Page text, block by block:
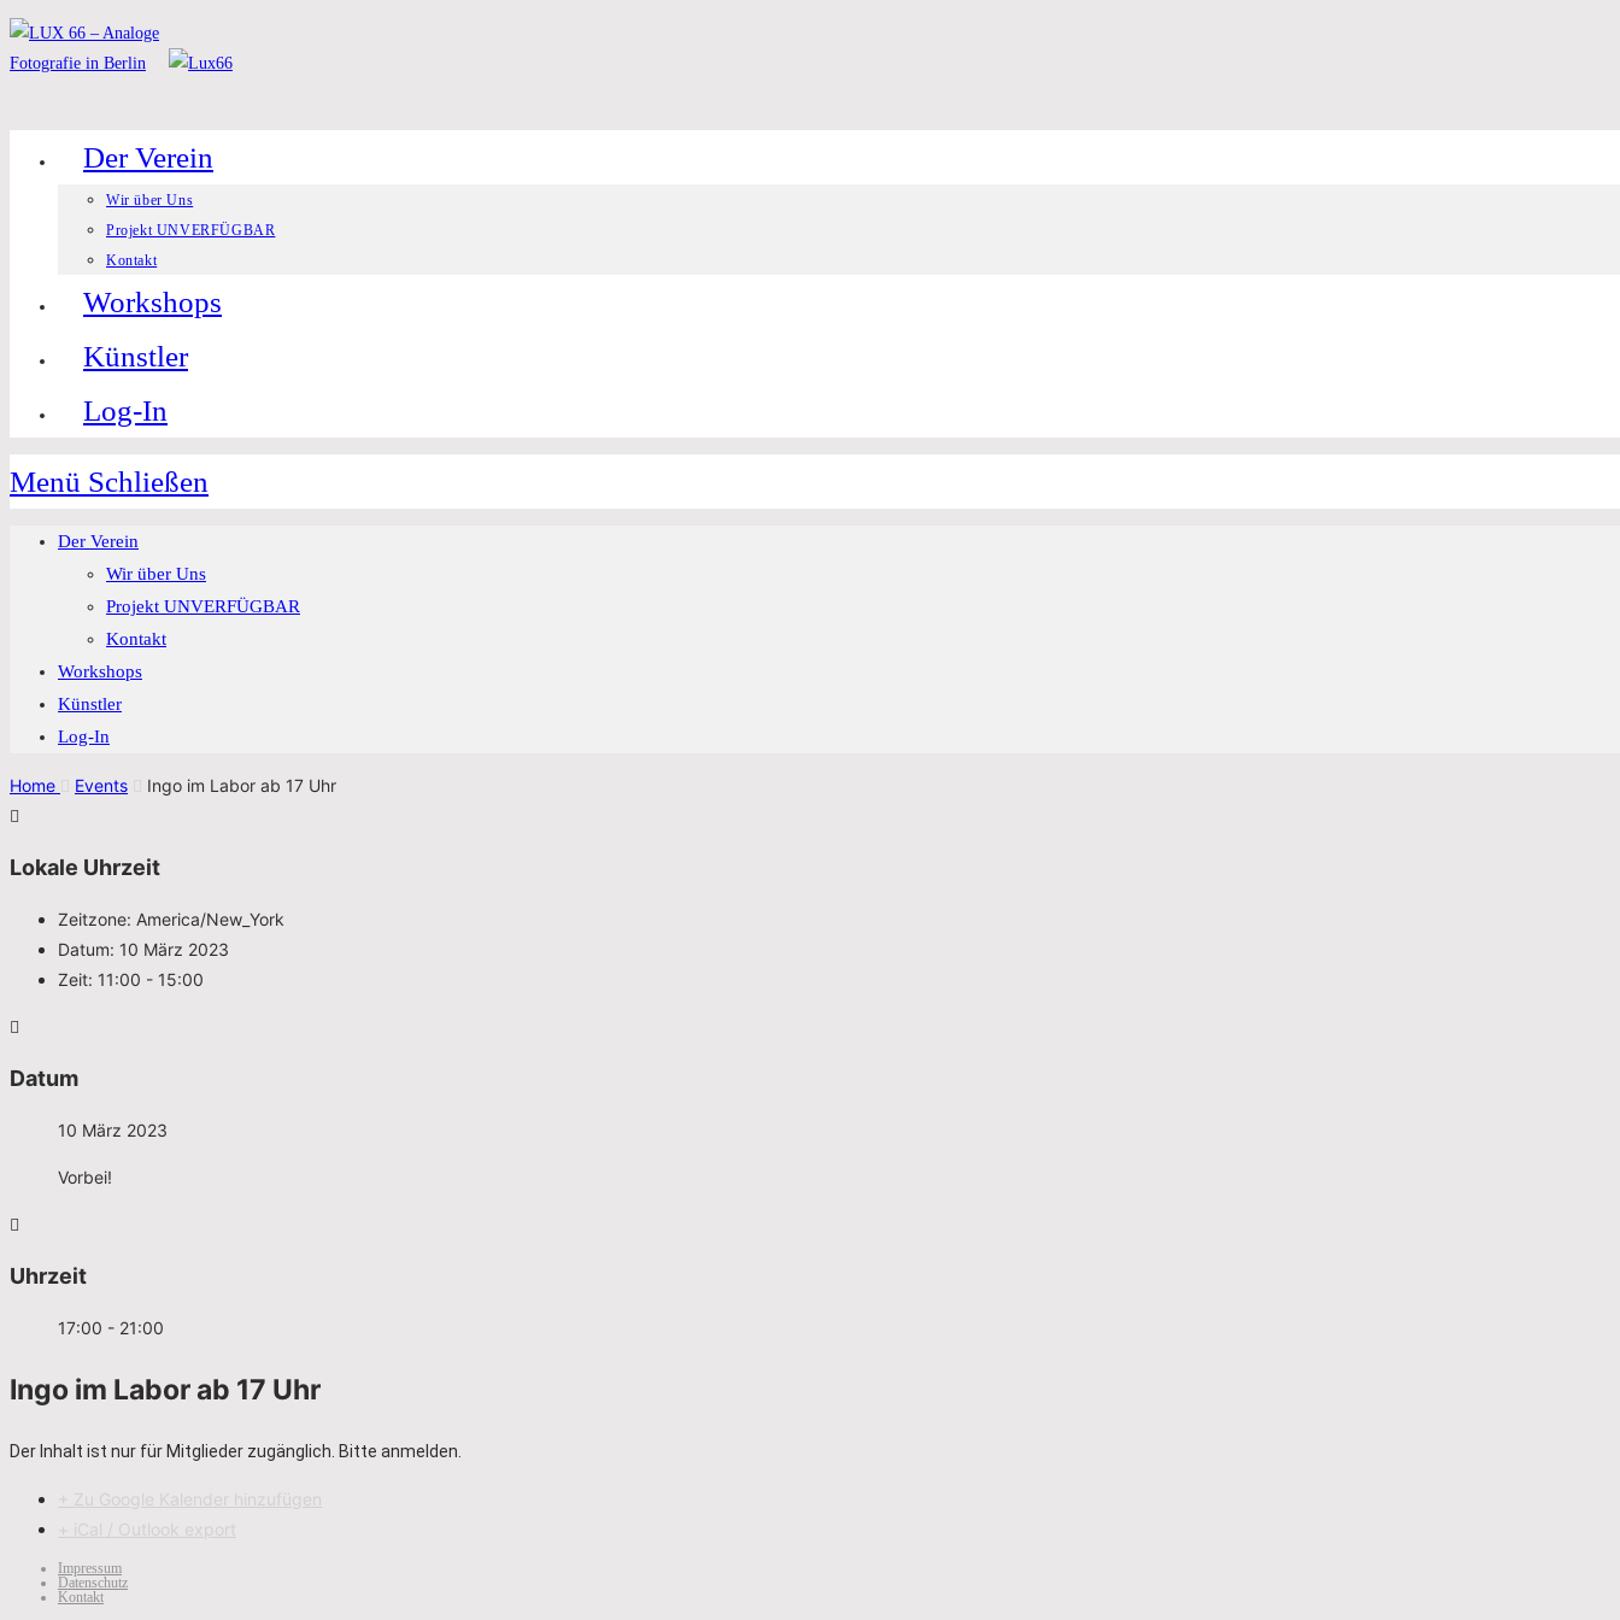
Zum
Inhalt
Der Verein
Wir über Uns
Projekt UNVERFÜGBAR
Kontakt
Workshops
Künstler
Log-In
Menü Schließen
Der Verein
Wir über Uns
Projekt UNVERFÜGBAR
Kontakt
Workshops
Künstler
Log-In
Home Events Ingo im Labor ab 17 Uhr
Lokale Uhrzeit
Zeitzone: America/New_York
Datum: 10 März 2023
Zeit: 11:00 - 15:00
Datum
10 März 2023
Vorbei!
Uhrzeit
17:00 - 21:00
Ingo im Labor ab 17 Uhr
Der Inhalt ist nur für Mitglieder zugänglich. Bitte anmelden.
+ Zu Google Kalender hinzufügen
+ iCal / Outlook export
Impressum
Datenschutz
Kontakt